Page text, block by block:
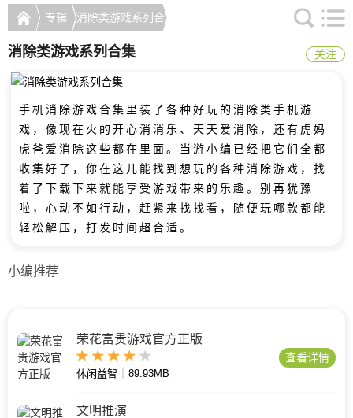
专辑 消除类游戏系列合集
消除类游戏系列合集 关注
手机消除游戏合集里装了各种好玩的消除类手机游
戏，像现在火的开心消消乐、天天爱消除，还有虎妈
虎爸爱消除这些都在里面。当游小编已经把它们全都
收集好了，你在这儿能找到想玩的各种消除游戏，找
着了下载下来就能享受游戏带来的乐趣。别再犹豫
啦，心动不如行动，赶紧来找找看，随便玩哪款都能
轻松解压，打发时间超合适。
小编推荐
荣花富贵游戏官方正版
休闲益智 89.93MB
查看详情
文明推演